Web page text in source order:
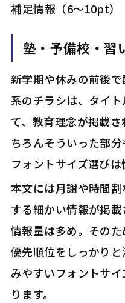
――補足情報（6～10pt）
塾・予備校・習
新学期や休みの前後
系のチラシは、タイ
て、教育理念が掲載
ちろんそういった部
フォントサイズ選びは
本文には月謝や時間
する細かい情報が掲
情報量は多め。その
優先順位をしっかり
みやすいフォントサ
ります。